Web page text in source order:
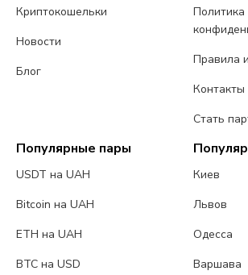
Криптокошельки
Новости
Блог
Политика
Правила
Контакты
Стать
Популярные пары
USDT на UAH
Bitcoin на UAH
ETH на UAH
BTC на USD
Киев
Львов
Одесса
Варшава